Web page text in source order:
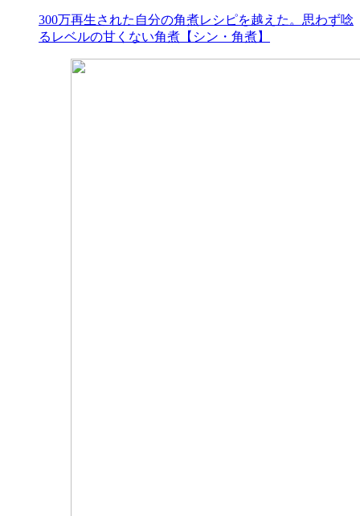
300万再生された自分の角煮レシピを越えた。思わず唸
るレベルの甘くない角煮【シン・角煮】